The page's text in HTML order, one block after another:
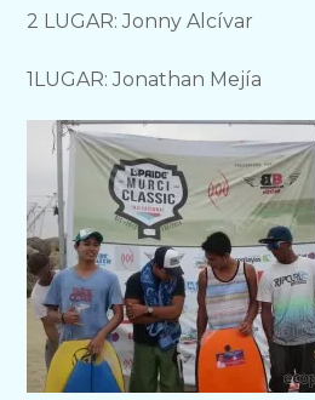
2 LUGAR: Jonny Alcívar
1LUGAR: Jonathan Mejía